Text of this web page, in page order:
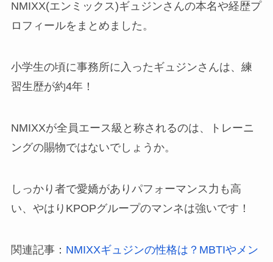
NMIXX(エンミックス)ギュジンさんの本名や経歴プ
ロフィールをまとめました。
小学生の頃に事務所に入ったギュジンさんは、練
習生歴が約4年！
NMIXXが全員エース級と称されるのは、トレーニ
ングの賜物ではないでしょうか。
しっかり者で愛嬌がありパフォーマンス力も高
い、やはりKPOPグループのマンネは強いです！
関連記事： NMIXXギュジンの性格は？MBTIやメン